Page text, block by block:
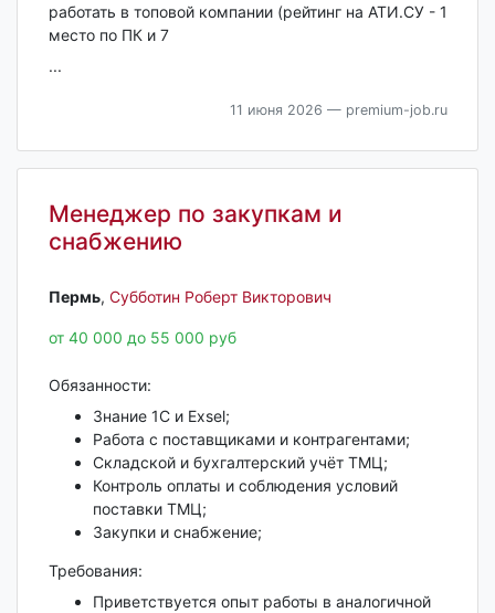
работать в топовой компании (рейтинг на АТИ.СУ - 1
место по ПК и 7
...
11 июня 2026 — premium-job.ru
Менеджер по закупкам и
снабжению
Пермь‎, Субботин Роберт Викторович
от 40 000 до 55 000 руб
Обязанности:
Знание 1С и Exsel;
Работа с поставщиками и контрагентами;
Складской и бухгалтерский учёт ТМЦ;
Контроль оплаты и соблюдения условий
поставки ТМЦ;
Закупки и снабжение;
Требования:
Приветствуется опыт работы в аналогичной